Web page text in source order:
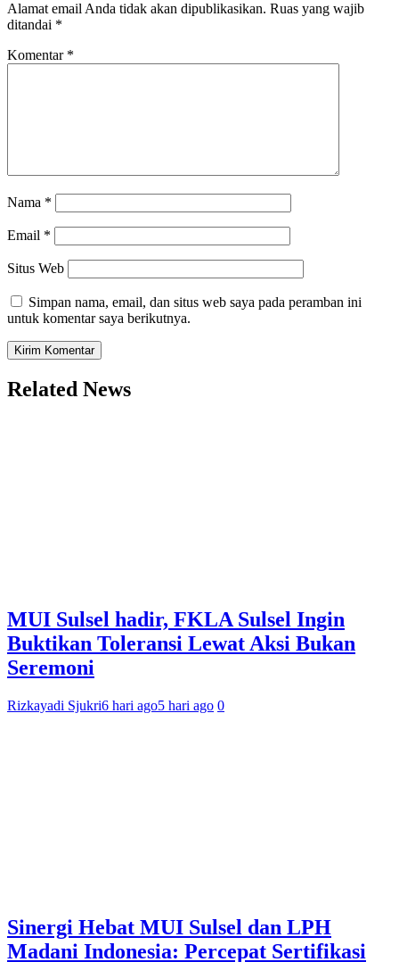
Alamat email Anda tidak akan dipublikasikan. Ruas yang wajib
ditandai *
Komentar *
Nama *
Email *
Situs Web
Simpan nama, email, dan situs web saya pada peramban ini
untuk komentar saya berikutnya.
Related News
MUI Sulsel hadir, FKLA Sulsel Ingin
Buktikan Toleransi Lewat Aksi Bukan
Seremoni
Rizkayadi Sjukri6 hari ago5 hari ago 0
Sinergi Hebat MUI Sulsel dan LPH
Madani Indonesia: Percepat Sertifikasi